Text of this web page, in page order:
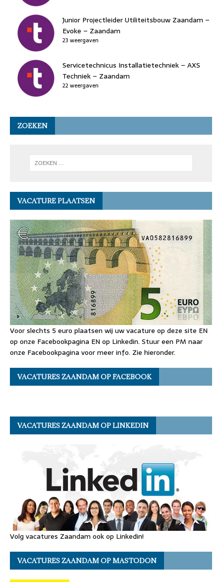
Junior Projectleider Utiliteitsbouw Zaandam –
Evoke – Zaandam
23 weergaven
Servicetechnicus Installatietechniek – AXS
Techniek – Zaandam
22 weergaven
ZOEKEN
VACATURE PLAATSEN
Voor slechts 5 euro plaatsen wij uw vacature op deze site EN
op onze Facebookpagina EN op Linkedin. Stuur een PM naar
onze Facebookpagina voor meer info. Zie hieronder.
VACATURES ZAANDAM OP FACEBOOK
VACATURES ZAANDAM OP LINKEDIN
Volg vacatures Zaandam ook op Linkedin!
VACATURES ZAANDAM OP MASTODON